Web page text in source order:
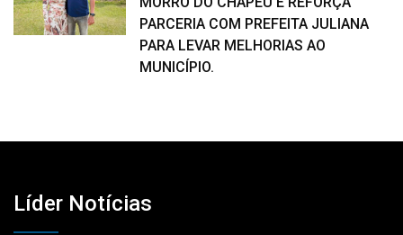
PARCERIA COM PREFEITA JULIANA
PARA LEVAR MELHORIAS AO
MUNICÍPIO.
Líder Notícias